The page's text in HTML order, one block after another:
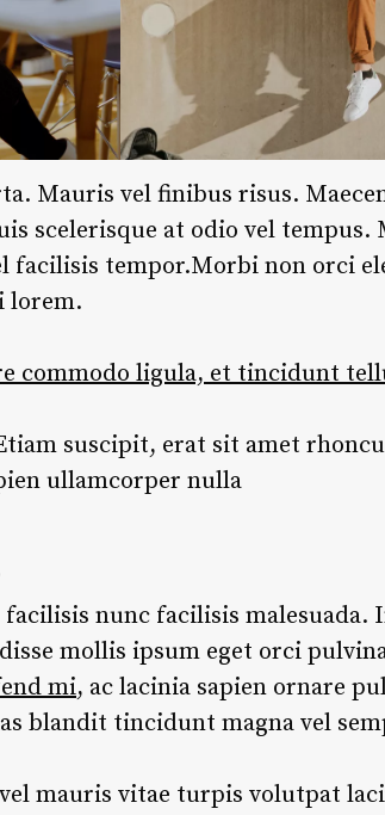
Mauris vel finibus risus.
scelerisque at odio vel
facilisis tempor.Morbi non orci
lorem.
commodo ligula, et tincidunt
suscipit, erat sit amet
ullamcorper nulla
nunc facilisis
mollis ipsum eget orci
mi, ac lacinia sapien ornare
blandit tincidunt magna vel
mauris vitae turpis volutpat